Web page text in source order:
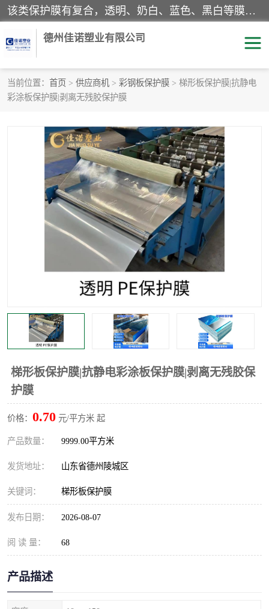
该类保护膜有复合，透明、奶白、蓝色、黑白等膜型。特高粘，高粘，中高粘，中粘，中低粘，低粘等。对于不同的粘力要求有相应的产品相适配。无胶渍残留污染。在较宽的收卷幅度下平整无皱纹，收卷长度大，利于机械化及自动化施工粘贴。为您的产品提供的表面保护解决方案。 产品广泛适用于：铝材、不锈钢、金属、塑料、电子、家电、家具、玻璃、化工材料、装饰材料等。
德州佳诺塑业有限公司
当前位置： 首页 > 供应商机 > 彩钢板保护膜 > 梯形板保护膜|抗静电
彩涂板保护膜|剥离无残胶保护膜
梯形板保护膜|抗静电彩涂板保护膜|剥离无残胶保
护膜
价格： 0.70 元/平方米 起
产品数量： 9999.00平方米
发货地址： 山东省德州陵城区
关键词： 梯形板保护膜
发布日期： 2026-08-07
阅 读 量： 68
产品描述
pe保护膜
地毯保护膜 家具保护膜
拉伸缠绕膜 透明保护膜
黑白保护膜 乳白保护膜
明蓝保护膜 纯黑保护膜
彩钢板保护膜
不绣钢板保护膜 两边上胶保护膜
不锈钢板保护膜 一次性隔离膜